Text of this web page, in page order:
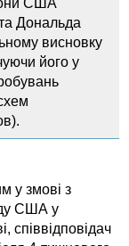
Дональда
висновку
його у
у змові з
США у
співвідповідач